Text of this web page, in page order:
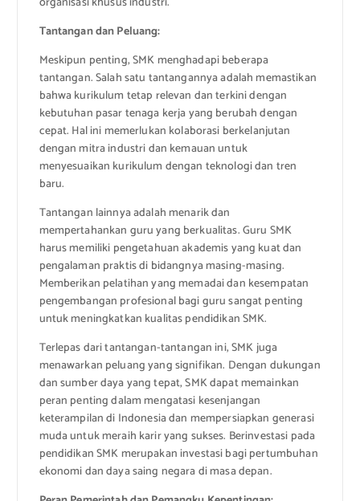
Tantangan dan Peluang:
Meskipun penting, SMK menghadapi beberapa
tantangan. Salah satu tantangannya adalah memastikan
bahwa kurikulum tetap relevan dan terkini dengan
kebutuhan pasar tenaga kerja yang berubah dengan
cepat. Hal ini memerlukan kolaborasi berkelanjutan
dengan mitra industri dan kemauan untuk
menyesuaikan kurikulum dengan teknologi dan tren
baru.
Tantangan lainnya adalah menarik dan
mempertahankan guru yang berkualitas. Guru SMK
harus memiliki pengetahuan akademis yang kuat dan
pengalaman praktis di bidangnya masing-masing.
Memberikan pelatihan yang memadai dan kesempatan
pengembangan profesional bagi guru sangat penting
untuk meningkatkan kualitas pendidikan SMK.
Terlepas dari tantangan-tantangan ini, SMK juga
menawarkan peluang yang signifikan. Dengan dukungan
dan sumber daya yang tepat, SMK dapat memainkan
peran penting dalam mengatasi kesenjangan
keterampilan di Indonesia dan mempersiapkan generasi
muda untuk meraih karir yang sukses. Berinvestasi pada
pendidikan SMK merupakan investasi bagi pertumbuhan
ekonomi dan daya saing negara di masa depan.